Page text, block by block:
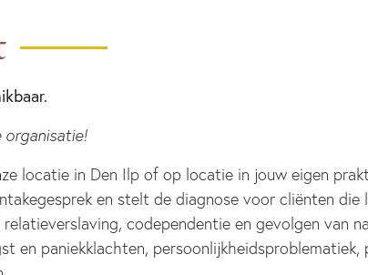
organisatie!
locatie in Den Ilp of op locatie in jouw eigen
en stelt de diagnose voor cliënten die
codependentie en gevolgen van
en paniekklachten,